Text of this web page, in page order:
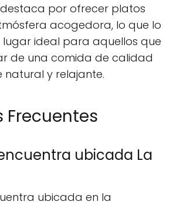
por ofrecer platos
acogedora, lo que lo
lugar ideal para aquellos que
de una comida de calidad
natural y relajante.
Frecuentes
ubicada La
ubicada en la